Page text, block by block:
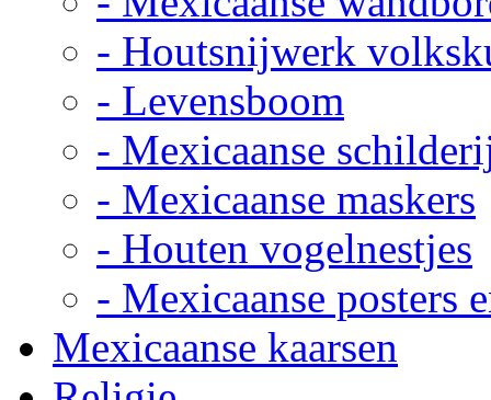
- Houtsnijwerk
- Levensboom
- Mexicaanse
- Mexicaanse maskers
- Houten vogelnestjes
- Mexicaanse posters
Mexicaanse kaarsen